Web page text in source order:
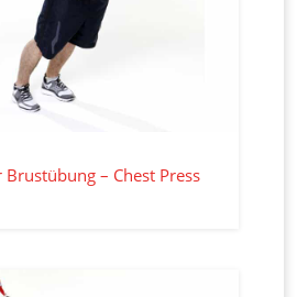
Brustübung – Chest Press